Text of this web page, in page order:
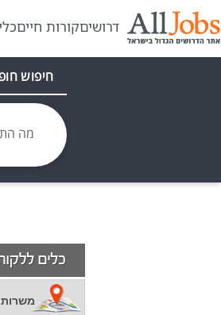
דרושיםקורות חיים
חיפוש
מה